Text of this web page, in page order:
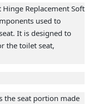
Hinge Replacement Soft
used to
It is designed to
the toilet seat,
the seat portion made